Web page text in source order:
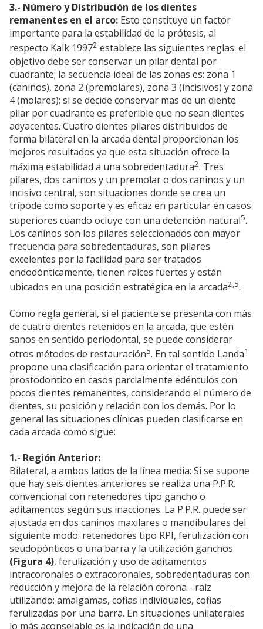
3.- Número y Distribución de los dientes
remanentes en el arco: Esto constituye un factor
importante para la estabilidad de la prótesis, al
respecto Kalk 19972 establece las siguientes reglas: el
objetivo debe ser conservar un pilar dental por
cuadrante; la secuencia ideal de las zonas es: zona 1
(caninos), zona 2 (premolares), zona 3 (incisivos) y zona
4 (molares); si se decide conservar mas de un diente
pilar por cuadrante es preferible que no sean dientes
adyacentes. Cuatro dientes pilares distribuidos de
forma bilateral en la arcada dental proporcionan los
mejores resultados ya que esta situación ofrece la
máxima estabilidad a una sobredentadura2. Tres
pilares, dos caninos y un premolar o dos caninos y un
incisivo central, son situaciones donde se crea un
trípode como soporte y es eficaz en particular en casos
superiores cuando ocluye con una detención natural5.
Los caninos son los pilares seleccionados con mayor
frecuencia para sobredentaduras, son pilares
excelentes por la facilidad para ser tratados
endodónticamente, tienen raíces fuertes y están
ubicados en una posición estratégica en la arcada2,5.
Como regla general, si el paciente se presenta con más
de cuatro dientes retenidos en la arcada, que estén
sanos en sentido periodontal, se puede considerar
otros métodos de restauración5. En tal sentido Landa1
propone una clasificación para orientar el tratamiento
prostodontico en casos parcialmente edéntulos con
pocos dientes remanentes, considerando el número de
dientes, su posición y relación con los demás. Por lo
general las situaciones clínicas pueden clasificarse en
cada arcada como sigue:
1.- Región Anterior:
Bilateral, a ambos lados de la línea media: Si se supone
que hay seis dientes anteriores se realiza una P.P.R.
convencional con retenedores tipo gancho o
aditamentos según sus inacciones. La P.P.R. puede ser
ajustada en dos caninos maxilares o mandibulares del
siguiente modo: retenedores tipo RPI, ferulización con
seudopónticos o una barra y la utilización ganchos
(Figura 4), ferulización y uso de aditamentos
intracoronales o extracoronales, sobredentaduras con
reducción y mejora de la relación corona - raíz
utilizando: amalgamas, cofias individuales, cofias
ferulizadas por una barra. En situaciones unilaterales
lo más aconsejable es la indicación de una